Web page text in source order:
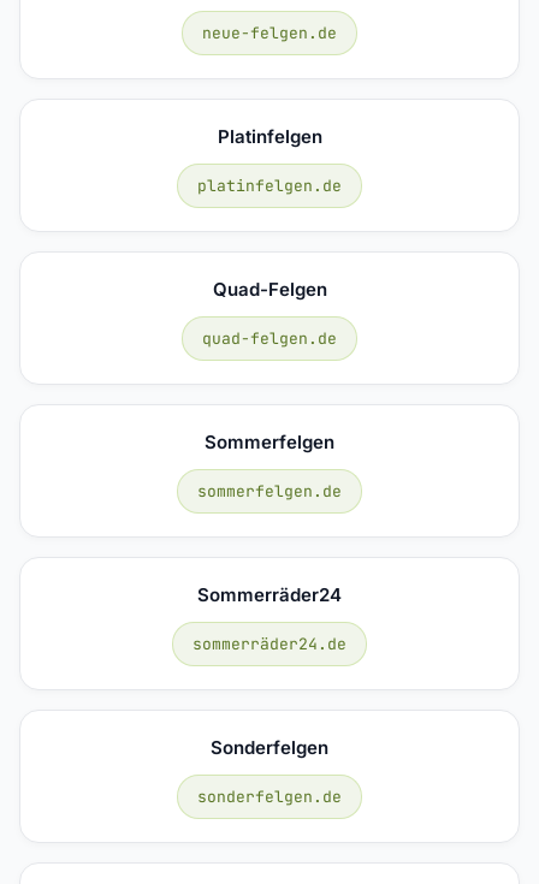
neue-felgen.de
Platinfelgen
platinfelgen.de
Quad-Felgen
quad-felgen.de
Sommerfelgen
sommerfelgen.de
Sommerräder24
sommerräder24.de
Sonderfelgen
sonderfelgen.de